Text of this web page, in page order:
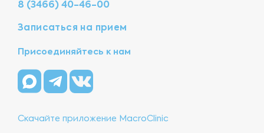
8 (3466) 40-46-00
Записаться на прием
Присоединяйтесь к нам
Скачайте приложение MacroClinic